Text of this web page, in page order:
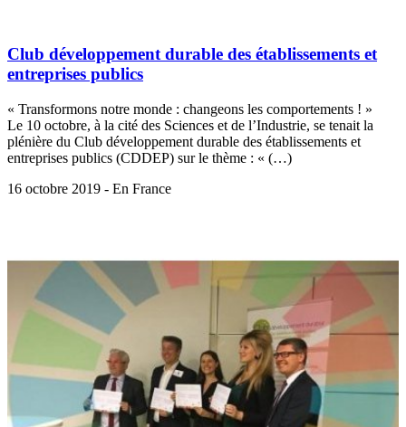
Club développement durable des établissements et
entreprises publics
« Transformons notre monde : changeons les comportements ! »
Le 10 octobre, à la cité des Sciences et de l’Industrie, se tenait la
plénière du Club développement durable des établissements et
entreprises publics (CDDEP) sur le thème : « (…)
16 octobre 2019 - En France